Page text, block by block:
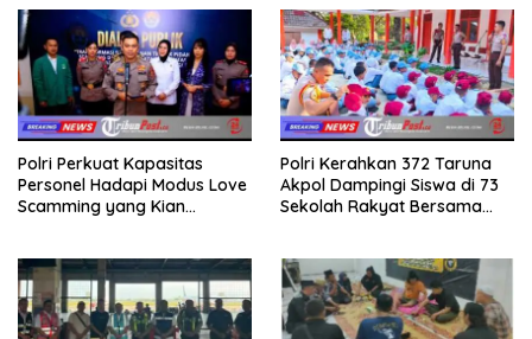
Polri Perkuat Kapasitas
Personel Hadapi Modus Love
Scamming yang Kian
Polri Kerahkan 372 Taruna
Akpol Dampingi Siswa di 73
Sekolah Rakyat Bersama